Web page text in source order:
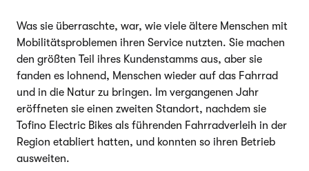
Was sie überraschte, war, wie viele ältere Menschen mit
Mobilitätsproblemen ihren Service nutzten. Sie machen
den größten Teil ihres Kundenstamms aus, aber sie
fanden es lohnend, Menschen wieder auf das Fahrrad
und in die Natur zu bringen. Im vergangenen Jahr
eröffneten sie einen zweiten Standort, nachdem sie
Tofino Electric Bikes als führenden Fahrradverleih in der
Region etabliert hatten, und konnten so ihren Betrieb
ausweiten.